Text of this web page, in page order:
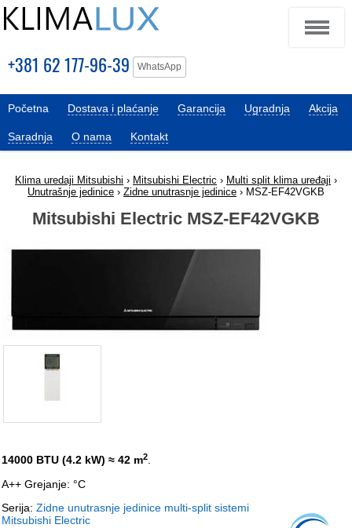
+381 62 177-96-39 WhatsApp
Početna Dostava i plaćanje Garancija Ugradnja Akcija
Saradnja O nama Kontakt
Klima uredaji Mitsubishi › Mitsubishi Electric › Multi split klima uređaji ›
Unutrašnje jedinice › Zidne unutrasnje jedinice › MSZ-EF42VGKB
Mitsubishi Electric MSZ-EF42VGKB
14000 BTU (4.2 kW) ≈ 42 m2.
A++ Grejanje: °C
Serija: Zidne unutrasnje jedinice multi-split sistemi
Mitsubishi Electric